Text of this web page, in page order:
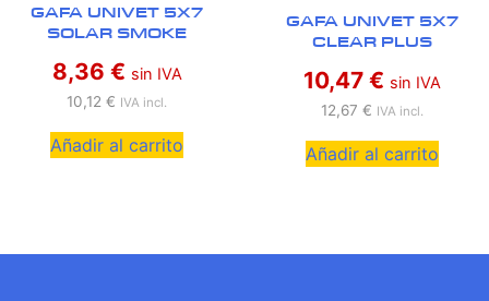
GAFA UNIVET 5X7
SOLAR SMOKE
8,36 € sin IVA
10,12 € IVA incl.
Añadir al carrito
GAFA UNIVET 5X7
CLEAR PLUS
10,47 € sin IVA
12,67 € IVA incl.
Añadir al carrito